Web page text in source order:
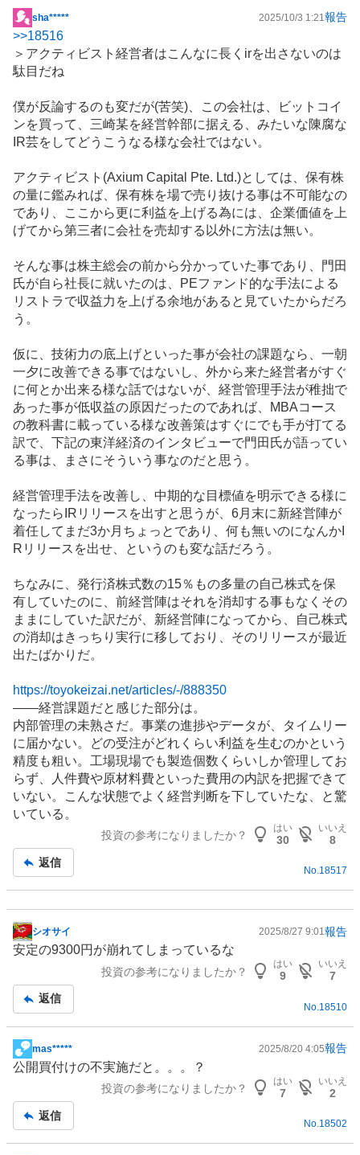
掲
示
板
記
sha***** 2025/10/3 1:21報告
>>18516
＞アクティビスト経営者はこんなに長くirを出さないのは
駄目だね
僕が反論するのも変だが(苦笑)、この会社は、ビットコイ
ンを買って、三崎某を経営幹部に据える、みたいな陳腐な
IR芸をしてどうこうなる様な会社ではない。
アクティビスト(Axium Capital Pte. Ltd.)としては、保有株
の量に鑑みれば、保有株を場で売り抜ける事は不可能なの
であり、ここから更に利益を上げる為には、企業価値を上
げてから第三者に会社を売却する以外に方法は無い。
そんな事は株主総会の前から分かっていた事であり、門田
氏が自ら社長に就いたのは、PEファンド的な手法による
リストラで収益力を上げる余地があると見ていたからだろ
う。
仮に、技術力の底上げといった事が会社の課題なら、一朝
一夕に改善できる事ではないし、外から来た経営者がすぐ
に何とか出来る様な話ではないが、経営管理手法が稚拙で
あった事が低収益の原因だったのであれば、MBAコース
の教科書に載っている様な改善策はすぐにでも手が打てる
訳で、下記の東洋経済のインタビューで門田氏が語ってい
る事は、まさにそういう事なのだと思う。
経営管理手法を改善し、中期的な目標値を明示できる様に
なったら IR リリースを出すと思うが、6月末に新経営陣が
着任してまだ3か月ちょっとであり、何も無いのになんかI
Rリリースを出せ、というのも変な話だろう。
ちなみに、発行済株式数の15％もの多量の自己株式を保
有していたのに、前経営陣はそれを消却する事もなくその
ままにしていた訳だが、新経営陣になってから、自己株式
の消却はきっちり実行に移しており、そのリリースが最近
出たばかりだ。
https://toyokeizai.net/articles/-/888350
――経営課題だと感じた部分は。
内部管理の未熟さだ。事業の進捗やデータが、タイムリー
に届かない。どの受注がどれくらい利益を生むのかという
精度も粗い。工場現場でも製造個数くらいしか管理してお
らず、人件費や原材料費といった費用の内訳を把握できて
いない。こんな状態でよく経営判断を下していたな、と驚
いている。
投資の参考になりましたか？
はい
30
いいえ
8
返信
No.18517
掲
示
事
シオサイ 2025/8/27 9:01報告
安定の9300円が崩れてしまっているな
投資の参考になりましたか？
はい
9
いいえ
7
返信
No.18510
掲
示
事
mas***** 2025/8/20 4:05報告
公開買付けの不実施だと。。。？
投資の参考になりましたか？
はい
7
いいえ
2
返信
No.18502